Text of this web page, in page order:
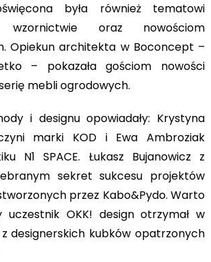
była również tematowi
oraz nowościom
Opiekun architekta w Boconcept –
– pokazała gościom nowości
mebli ogrodowych.
i designu opowiadały: Krystyna
marki KOD i Ewa Ambroziak
N1 SPACE. Łukasz Bujanowicz z
sekret sukcesu projektów
przez Kabo&Pydo. Warto
uczestnik OKK! design otrzymał w
designerskich kubków opatrzonych